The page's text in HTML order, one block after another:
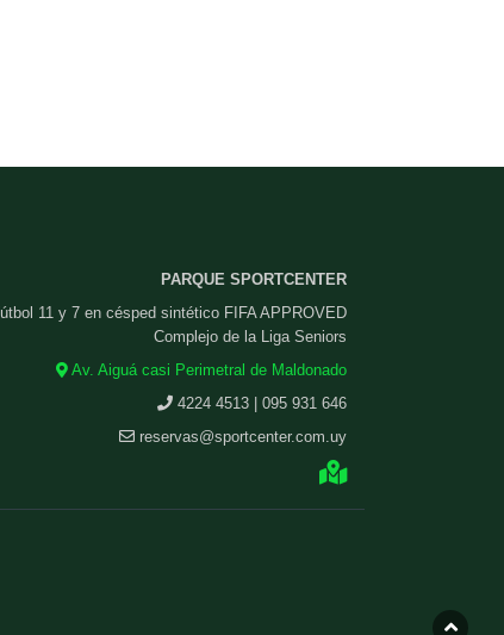
PARQUE SPORTCENTER
11 y 7 en césped sintético FIFA APPROVED
Complejo de la Liga Seniors
Av. Aiguá casi Perimetral de Maldonado
4224 4513 | 095 931 646
reservas@sportcenter.com.uy